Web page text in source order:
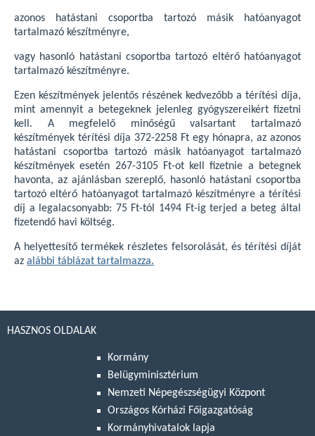
azonos hatástani csoportba tartozó másik hatóanyagot
tartalmazó készítményre,
vagy hasonló hatástani csoportba tartozó eltérő hatóanyagot
tartalmazó készítményre.
Ezen készítmények jelentős részének kedvezőbb a térítési díja,
mint amennyit a betegeknek jelenleg gyógyszereikért fizetni
kell. A megfelelő minőségű valsartant tartalmazó
készítmények térítési díja 372-2258 Ft egy hónapra, az azonos
hatástani csoportba tartozó másik hatóanyagot tartalmazó
készítmények esetén 267-3105 Ft-ot kell fizetnie a betegnek
havonta, az ajánlásban szereplő, hasonló hatástani csoportba
tartozó eltérő hatóanyagot tartalmazó készítményre a térítési
díj a legalacsonyabb: 75 Ft-tól 1494 Ft-ig terjed a beteg által
fizetendő havi költség.
A helyettesítő termékek részletes felsorolását, és térítési díját
az alábbi táblázat tartalmazza.
HASZNOS OLDALAK
Kormány
Belügyminisztérium
Nemzeti Népegészségügyi Központ
Országos Kórházi Főigazgatóság
Kormányhivatalok lapja